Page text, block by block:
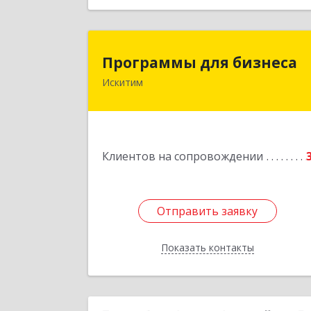
Программы для бизнеса
Искитим
Клиентов на сопровождении
Отправить заявку
Показать контакты
Программы для бизнеса
Отправить заявку
Назад